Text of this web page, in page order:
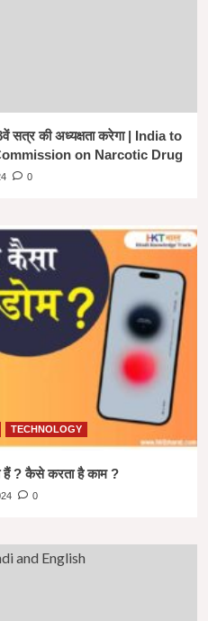
सत्र की अध्यक्षता करेगा | India to
on Narcotic Drug
0
TECHNOLOGY
? कैसे करता है काम ?
0